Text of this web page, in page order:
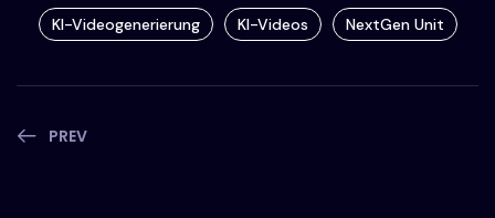
KI-Videogenerierung KI-Videos NextGen Unit
PREV